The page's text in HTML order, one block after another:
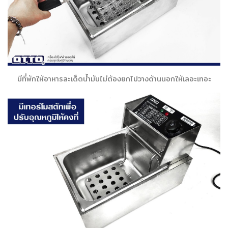
มีที่พักให้อาหารละเด็ดน้ำมันไม่ต้องยกไปวางด้านนอกให้เลอะเทอะ